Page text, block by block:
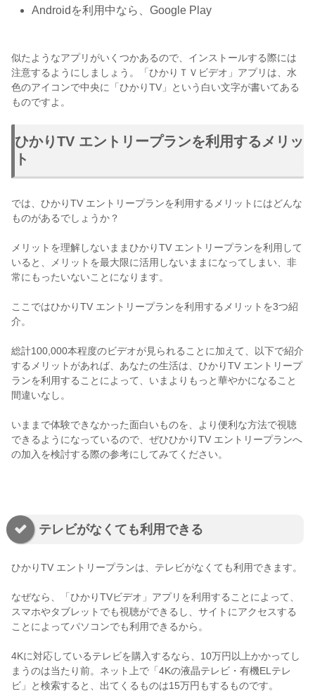
Androidを利用中なら、Google Play
似たようなアプリがいくつかあるので、インストールする際には
注意するようにしましょう。「ひかりＴＶビデオ」アプリは、水
色のアイコンで中央に「ひかりTV」という白い文字が書いてある
ものですよ。
ひかりTV エントリープランを利用するメリッ
ト
では、ひかりTV エントリープランを利用するメリットにはどんな
ものがあるでしょうか？
メリットを理解しないままひかりTV エントリープランを利用して
いると、メリットを最大限に活用しないままになってしまい、非
常にもったいないことになります。
ここではひかりTV エントリープランを利用するメリットを3つ紹
介。
総計100,000本程度のビデオが見られることに加えて、以下で紹介
するメリットがあれば、あなたの生活は、ひかりTV エントリープ
ランを利用することによって、いまよりもっと華やかになること
間違いなし。
いままで体験できなかった面白いものを、より便利な方法で視聴
できるようになっているので、ぜひひかりTV エントリープランへ
の加入を検討する際の参考にしてみてください。
テレビがなくても利用できる
ひかりTV エントリープランは、テレビがなくても利用できます。
なぜなら、「ひかりTVビデオ」アプリを利用することによって、
スマホやタブレットでも視聴ができるし、サイトにアクセスする
ことによってパソコンでも利用できるから。
4Kに対応しているテレビを購入するなら、10万円以上かかってし
まうのは当たり前。ネット上で「4Kの液晶テレビ・有機ELテレ
ビ」と検索すると、出てくるものは15万円もするものです。